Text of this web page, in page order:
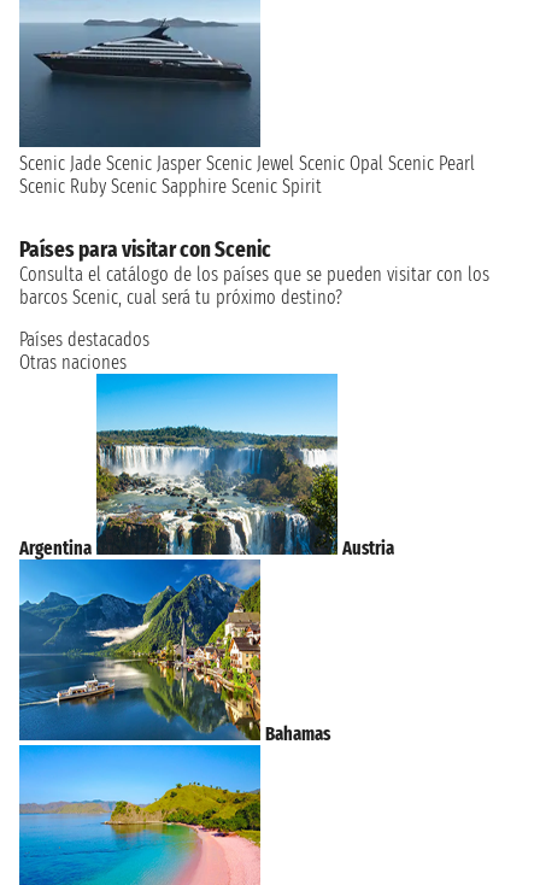
Scenic Jade Scenic Jasper Scenic Jewel Scenic Opal Scenic Pearl
Scenic Ruby Scenic Sapphire Scenic Spirit
Países para visitar con Scenic
Consulta el catálogo de los países que se pueden visitar con los
barcos Scenic, cual será tu próximo destino?
Países destacados
Otras naciones
Argentina Austria
Bahamas